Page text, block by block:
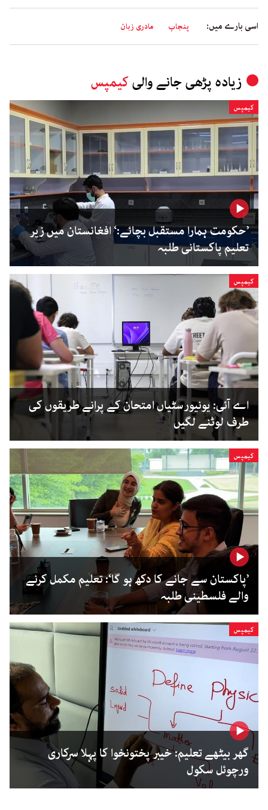
اسی بارے میں: پنجاب مادری زبان
زیادہ پڑھی جانے والیکیمپس
کیمپس
’حکومت ہمارا مستقبل بچائے:‘ افغانستان میں زیر
تعلیم پاکستانی طلبہ
کیمپس
اے آئی: یونیورسٹیاں امتحان کے پرانے طریقوں کی
طرف لوٹنے لگیں
کیمپس
’پاکستان سے جانے کا دکھ ہو گا‘: تعلیم مکمل کرنے
والے فلسطینی طلبہ
کیمپس
گھر بیٹھے تعلیم: خیبر پختونخوا کا پہلا سرکاری
ورچوئل سکول